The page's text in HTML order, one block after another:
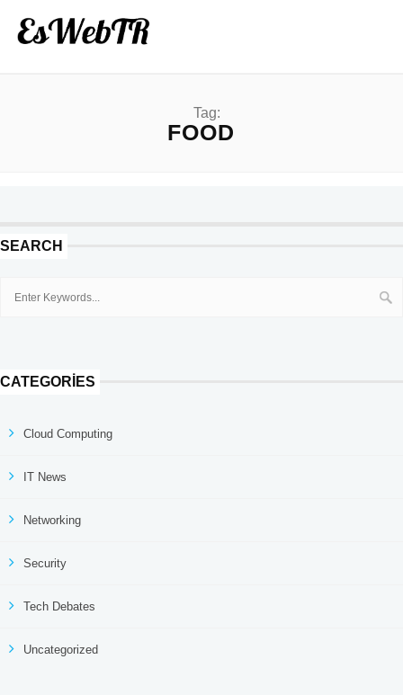
Tag:
FOOD
SEARCH
CATEGORIES
Cloud Computing
IT News
Networking
Security
Tech Debates
Uncategorized